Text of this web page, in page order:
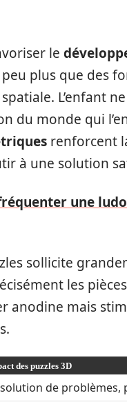
le
plus que des
L’enfant
du monde qui
renforcent
à une solution
une
sollicite
les
anodine mais
des puzzles 3D
de problèmes,